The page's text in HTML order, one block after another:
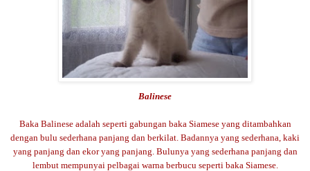
Balinese
Baka Balinese adalah seperti gabungan baka Siamese yang ditambahkan
dengan bulu sederhana panjang dan berkilat. Badannya yang sederhana, kaki
yang panjang dan ekor yang panjang. Bulunya yang sederhana panjang dan
lembut mempunyai pelbagai warna berbucu seperti baka Siamese.